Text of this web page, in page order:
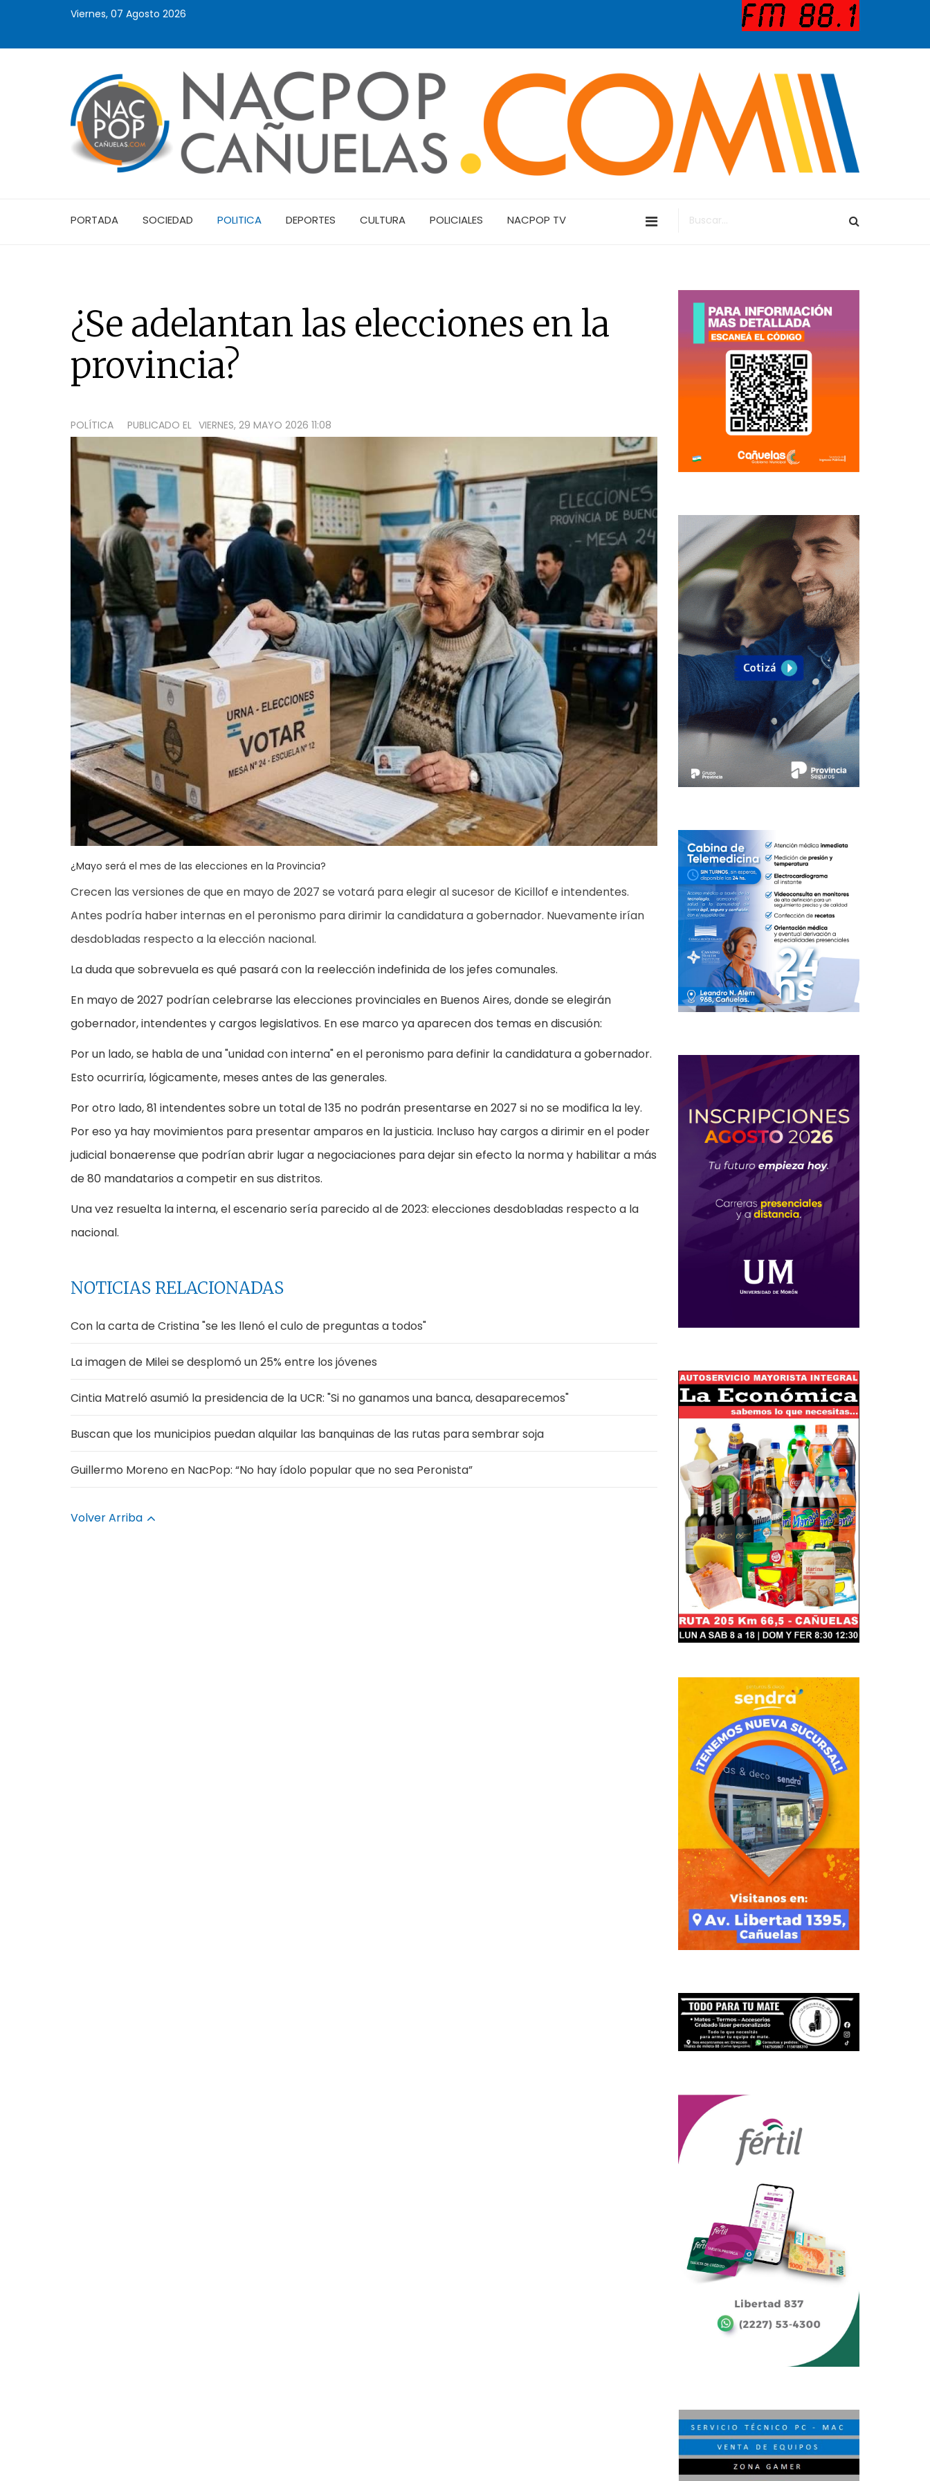
Viernes, 07 Agosto 2026
PORTADA SOCIEDAD POLITICA DEPORTES CULTURA POLICIALES NACPOP TV
¿Se adelantan las elecciones en la
provincia?
POLÍTICA PUBLICADO EL VIERNES, 29 MAYO 2026 11:08
¿Mayo será el mes de las elecciones en la Provincia?
Crecen las versiones de que en mayo de 2027 se votará para elegir al sucesor de Kicillof e intendentes.
Antes podría haber internas en el peronismo para dirimir la candidatura a gobernador. Nuevamente irían
desdobladas respecto a la elección nacional.
La duda que sobrevuela es qué pasará con la reelección indefinida de los jefes comunales.
En mayo de 2027 podrían celebrarse las elecciones provinciales en Buenos Aires, donde se elegirán
gobernador, intendentes y cargos legislativos. En ese marco ya aparecen dos temas en discusión:
Por un lado, se habla de una "unidad con interna" en el peronismo para definir la candidatura a gobernador.
Esto ocurriría, lógicamente, meses antes de las generales.
Por otro lado, 81 intendentes sobre un total de 135 no podrán presentarse en 2027 si no se modifica la ley.
Por eso ya hay movimientos para presentar amparos en la justicia. Incluso hay cargos a dirimir en el poder
judicial bonaerense que podrían abrir lugar a negociaciones para dejar sin efecto la norma y habilitar a más
de 80 mandatarios a competir en sus distritos.
Una vez resuelta la interna, el escenario sería parecido al de 2023: elecciones desdobladas respecto a la
nacional.
NOTICIAS RELACIONADAS
Con la carta de Cristina "se les llenó el culo de preguntas a todos"
La imagen de Milei se desplomó un 25% entre los jóvenes
Cintia Matreló asumió la presidencia de la UCR: "Si no ganamos una banca, desaparecemos"
Buscan que los municipios puedan alquilar las banquinas de las rutas para sembrar soja
Guillermo Moreno en NacPop: “No hay ídolo popular que no sea Peronista”
Volver Arriba